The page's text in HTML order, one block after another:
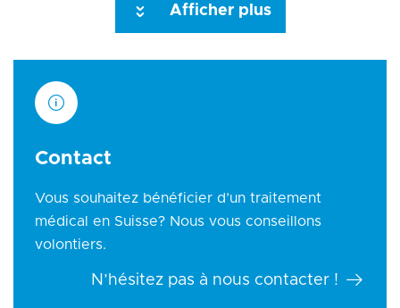
Afficher plus
Contact
Vous souhaitez bénéficier d’un traitement
médical en Suisse? Nous vous conseillons
volontiers.
N’hésitez pas à nous contacter !